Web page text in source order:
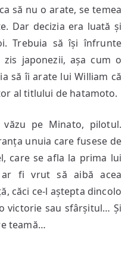
să nu o arate, se temea
Dar decizia era luată și
Trebuia să își înfrunte
japonezii, așa cum o
să îi arate lui William că
al titlului de hatamoto.
pe Minato, pilotul.
unuia care fusese de
care se afla la prima lui
ar fi vrut să aibă acea
căci ce-l aștepta dincolo
victorie sau sfârșitul… Și
teamă…